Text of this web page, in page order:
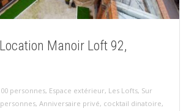
Manoir Loft 92,
personnes, Espace extérieur, Les Lofts, Sur
personnes, Anniversaire privé, cocktail dinatoire,